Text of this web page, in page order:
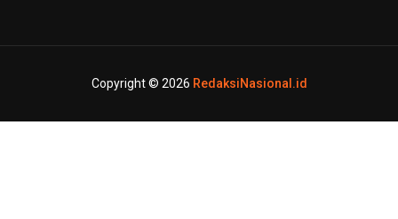
Copyright © 2026 RedaksiNasional.id